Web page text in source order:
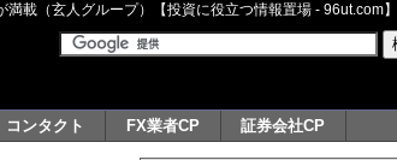
載（玄人グループ）【投資に役立つ情報置場 - 96ut.com】
コンタクト FX業者CP 証券会社CP